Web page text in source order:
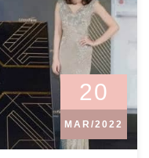
20
MAR/2022